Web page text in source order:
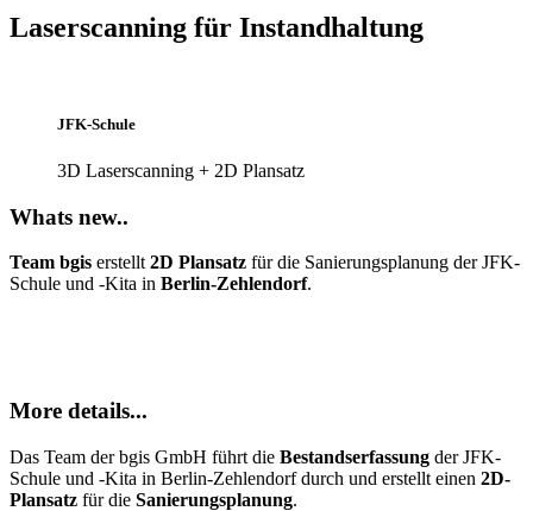
Laserscanning für Instandhaltung
JFK-Schule
3D Laserscanning + 2D Plansatz
Whats new..
Team bgis erstellt2D Plansatz für die Sanierungsplanung der JFK-
Schule und -Kita in Berlin-Zehlendorf.
More details...
Das Team der bgis GmbH führt die Bestandserfassung der JFK-
Schule und -Kita in Berlin-Zehlendorf durch und erstellt einen 2D-
Plansatz für die Sanierungsplanung.